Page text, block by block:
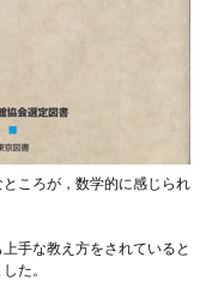
ころが，数学的に感じられ
手な教え方をされていると
た。